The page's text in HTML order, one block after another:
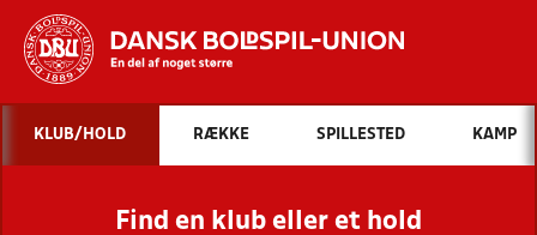
Hvad vil du søge efter?
INDHOLD OG NYHEDER
STILLINGER, RESULTATER, KLUBBER OG
KLUB/HOLD RÆKKE SPILLESTED KAMP
Find en klub eller et hold